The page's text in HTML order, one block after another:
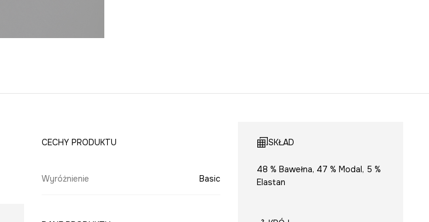
CECHY PRODUKTU
Wyróżnienie Basic
SKŁAD
48 % Bawełna, 47 % Modal, 5 %
Elastan